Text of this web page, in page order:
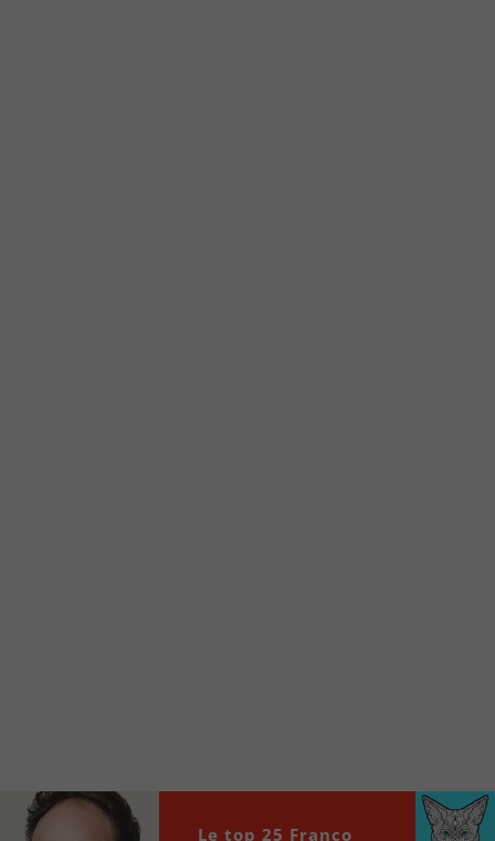
Audio
Player
00:00 00:00
Le top 25 Franco